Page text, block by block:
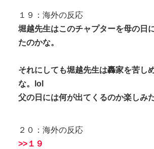
１９：海外の反応
堀越先生はこのチャプターを母の日
たのかな。
それにしても堀越先生は轟家を苦し
な。lol
父の日には何が出てくるのか楽しみ
２０：海外の反応
>>１９